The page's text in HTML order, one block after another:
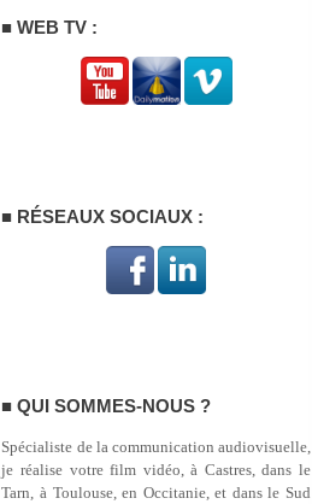
WEB TV :
RÉSEAUX SOCIAUX :
QUI SOMMES-NOUS ?
Spécialiste de la communication audiovisuelle,
je réalise votre film vidéo, à Castres, dans le
Tarn, à Toulouse, en Occitanie, et dans le Sud